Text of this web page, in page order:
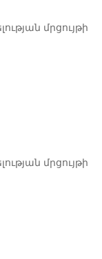
մրցույթի
մրցույթի